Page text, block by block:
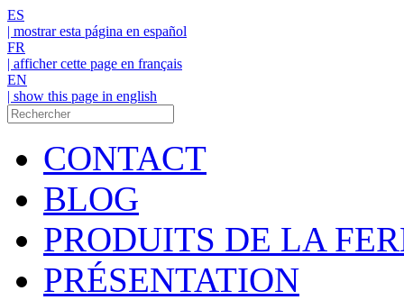
ES
| mostrar esta página en español
FR
| afficher cette page en français
EN
| show this page in english
CONTACT
BLOG
PRODUITS DE LA
PRÉSENTATION